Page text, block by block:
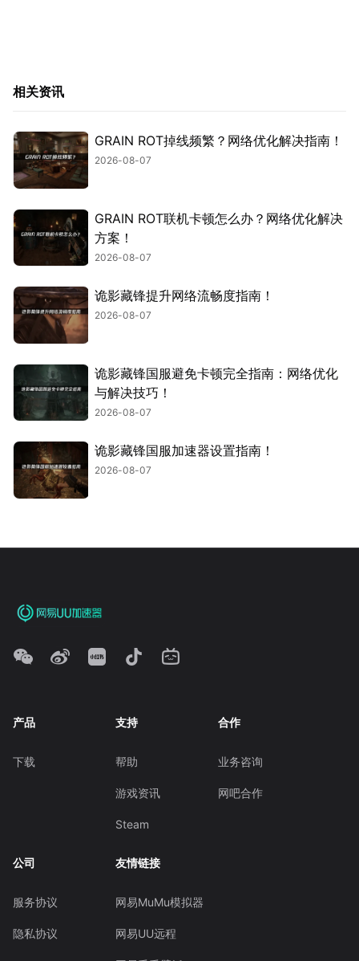
相关资讯
GRAIN ROT掉线频繁？网络优化解决指南！
2026-08-07
GRAIN ROT联机卡顿怎么办？网络优化解决
方案！
2026-08-07
诡影藏锋提升网络流畅度指南！
2026-08-07
诡影藏锋国服避免卡顿完全指南：网络优化
与解决技巧！
2026-08-07
诡影藏锋国服加速器设置指南！
2026-08-07
产品
下载
支持
帮助
游戏资讯
Steam
合作
业务咨询
网吧合作
公司
服务协议
隐私协议
友情链接
网易MuMu模拟器
网易UU远程